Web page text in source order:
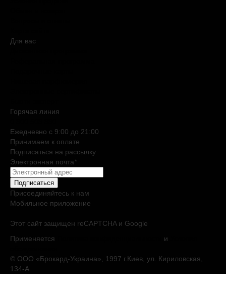
Для вас
Горячая линия
Ежедневно c 9:00 до 21:00
Принимаем к оплате
Подписаться на рассылку
Электронная почта*
Подписаться
Присоединяйтесь к нам
Мобильное приложение
Этот сайт защищен reCAPTCHA и Google
Применяется
и
© ООО «Брокард-Украина», 1997 г.Киев, ул. Кириловская,
134-А